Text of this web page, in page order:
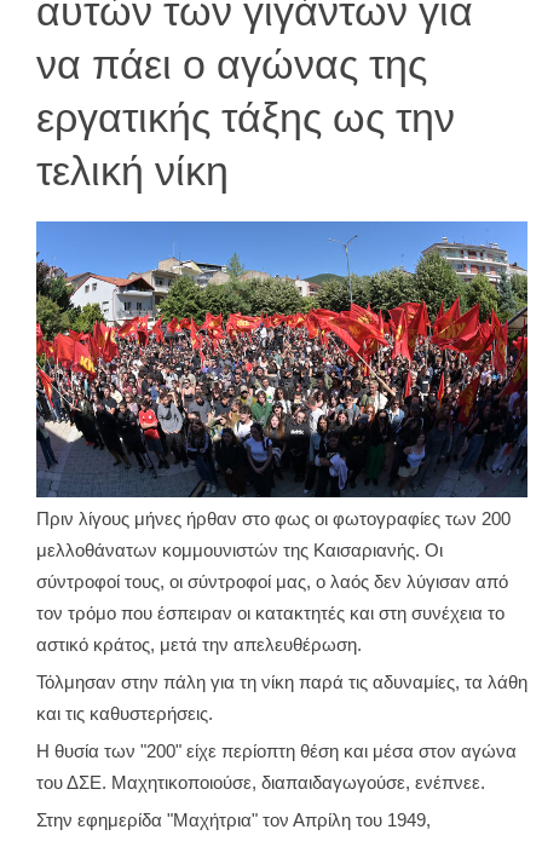
αυτών των γιγάντων για
να πάει ο αγώνας της
εργατικής τάξης ως την
τελική νίκη
Πριν λίγους μήνες ήρθαν στο φως οι φωτογραφίες των 200
μελλοθάνατων κομμουνιστών της Καισαριανής. Οι
σύντροφοί τους, οι σύντροφοί μας, ο λαός δεν λύγισαν από
τον τρόμο που έσπειραν οι κατακτητές και στη συνέχεια το
αστικό κράτος, μετά την απελευθέρωση.
Τόλμησαν στην πάλη για τη νίκη παρά τις αδυναμίες, τα λάθη
και τις καθυστερήσεις.
Η θυσία των "200" είχε περίοπτη θέση και μέσα στον αγώνα
του ΔΣΕ. Μαχητικοποιούσε, διαπαιδαγωγούσε, ενέπνεε.
Στην εφημερίδα "Μαχήτρια" τον Απρίλη του 1949,